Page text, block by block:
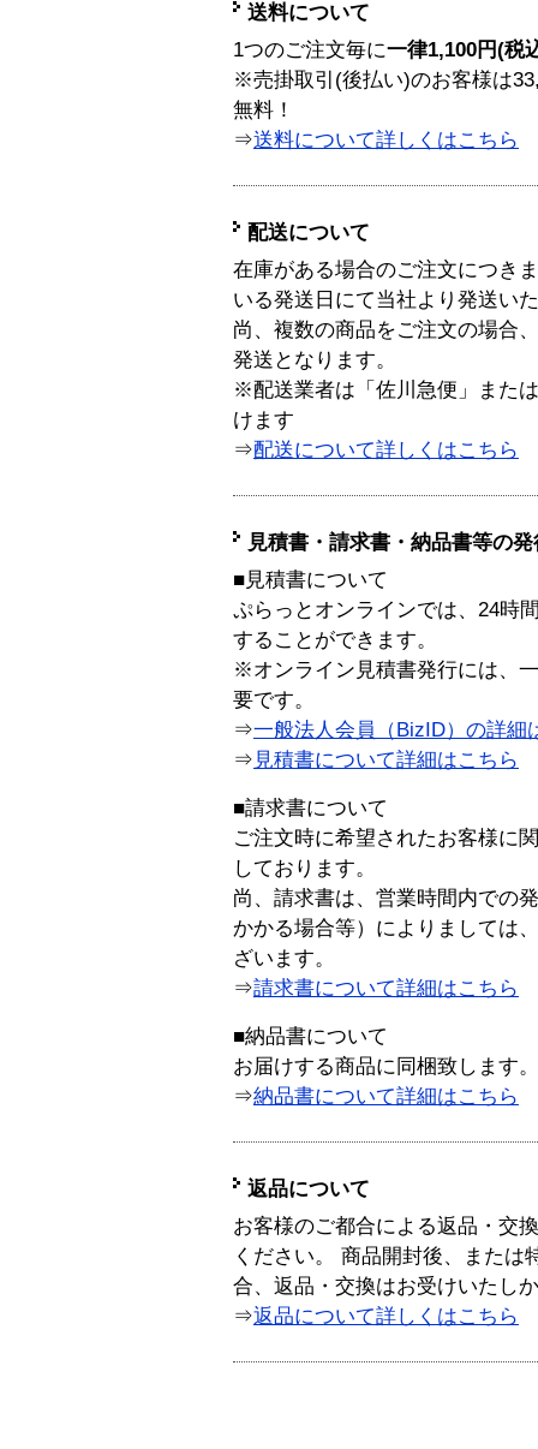
送料について
1つのご注文毎に一律1,100円(税
※売掛取引(後払い)のお客様は
無料！
⇒送料について詳しくはこちら
配送について
在庫がある場合のご注文につき
いる発送日にて当社より発送い
尚、複数の商品をご注文の場合
発送となります。
※配送業者は「佐川急便」また
けます
⇒配送について詳しくはこちら
見積書・請求書・納品書等の
■見積書について
ぷらっとオンラインでは、24時
することができます。
※オンライン見積書発行には、
要です。
⇒一般法人会員（BizID）の詳細
⇒ 見積書について詳細はこちら
■請求書について
ご注文時に希望されたお客様に
しております。
尚、請求書は、営業時間内での
かかる場合等）によりましては
ざいます。
⇒請求書について詳細はこちら
■納品書について
お届けする商品に同梱致します。
⇒納品書について詳細はこちら
返品について
お客様のご都合による返品・交
ください。 商品開封後、または
合、返品・交換はお受けいたし
⇒返品について詳しくはこちら